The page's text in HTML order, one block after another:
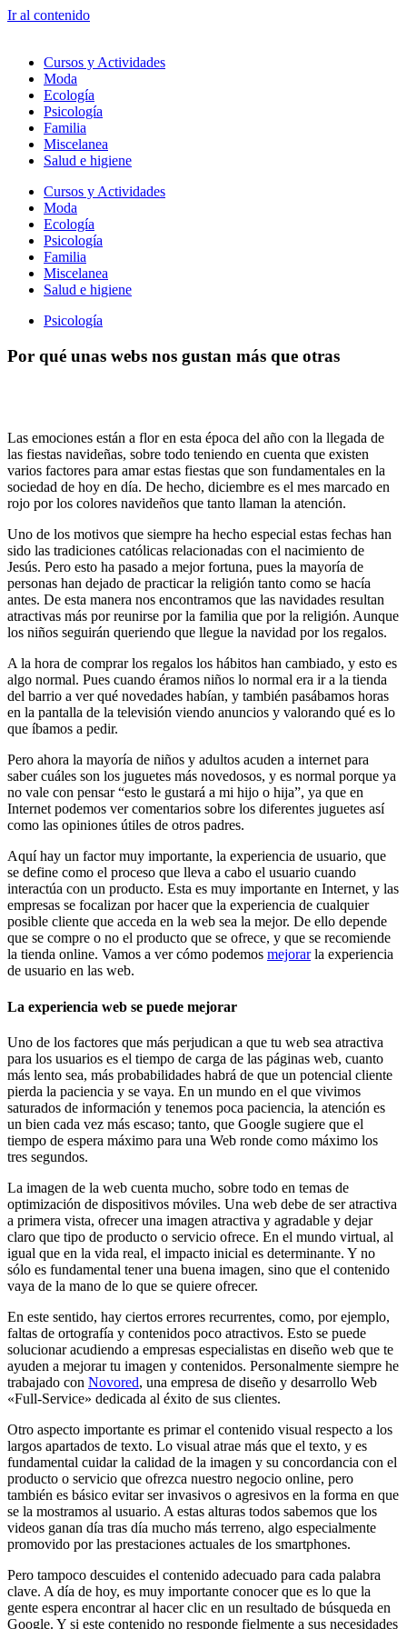
Ir al contenido
Cursos y Actividades
Moda
Ecología
Psicología
Familia
Miscelanea
Salud e higiene
Cursos y Actividades
Moda
Ecología
Psicología
Familia
Miscelanea
Salud e higiene
Psicología
Por qué unas webs nos gustan más que otras
Las emociones están a flor en esta época del año con la llegada de
las fiestas navideñas, sobre todo teniendo en cuenta que existen
varios factores para amar estas fiestas que son fundamentales en la
sociedad de hoy en día. De hecho, diciembre es el mes marcado en
rojo por los colores navideños que tanto llaman la atención.
Uno de los motivos que siempre ha hecho especial estas fechas han
sido las tradiciones católicas relacionadas con el nacimiento de
Jesús. Pero esto ha pasado a mejor fortuna, pues la mayoría de
personas han dejado de practicar la religión tanto como se hacía
antes. De esta manera nos encontramos que las navidades resultan
atractivas más por reunirse por la familia que por la religión. Aunque
los niños seguirán queriendo que llegue la navidad por los regalos.
A la hora de comprar los regalos los hábitos han cambiado, y esto es
algo normal. Pues cuando éramos niños lo normal era ir a la tienda
del barrio a ver qué novedades habían, y también pasábamos horas
en la pantalla de la televisión viendo anuncios y valorando qué es lo
que íbamos a pedir.
Pero ahora la mayoría de niños y adultos acuden a internet para
saber cuáles son los juguetes más novedosos, y es normal porque ya
no vale con pensar “esto le gustará a mi hijo o hija”, ya que en
Internet podemos ver comentarios sobre los diferentes juguetes así
como las opiniones útiles de otros padres.
Aquí hay un factor muy importante, la experiencia de usuario, que
se define como el proceso que lleva a cabo el usuario cuando
interactúa con un producto. Esta es muy importante en Internet, y las
empresas se focalizan por hacer que la experiencia de cualquier
posible cliente que acceda en la web sea la mejor. De ello depende
que se compre o no el producto que se ofrece, y que se recomiende
la tienda online. Vamos a ver cómo podemos mejorarla experiencia
de usuario en las web.
La experiencia web se puede mejorar
Uno de los factores que más perjudican a que tu web sea atractiva
para los usuarios es el tiempo de carga de las páginas web, cuanto
más lento sea, más probabilidades habrá de que un potencial cliente
pierda la paciencia y se vaya. En un mundo en el que vivimos
saturados de información y tenemos poca paciencia, la atención es
un bien cada vez más escaso; tanto, que Google sugiere que el
tiempo de espera máximo para una Web ronde como máximo los
tres segundos.
La imagen de la web cuenta mucho, sobre todo en temas de
optimización de dispositivos móviles. Una web debe de ser atractiva
a primera vista, ofrecer una imagen atractiva y agradable y dejar
claro que tipo de producto o servicio ofrece. En el mundo virtual, al
igual que en la vida real, el impacto inicial es determinante. Y no
sólo es fundamental tener una buena imagen, sino que el contenido
vaya de la mano de lo que se quiere ofrecer.
En este sentido, hay ciertos errores recurrentes, como, por ejemplo,
faltas de ortografía y contenidos poco atractivos. Esto se puede
solucionar acudiendo a empresas especialistas en diseño web que te
ayuden a mejorar tu imagen y contenidos. Personalmente siempre he
trabajado con Novored, una empresa de diseño y desarrollo Web
«Full-Service» dedicada al éxito de sus clientes.
Otro aspecto importante es primar el contenido visual respecto a los
largos apartados de texto. Lo visual atrae más que el texto, y es
fundamental cuidar la calidad de la imagen y su concordancia con el
producto o servicio que ofrezca nuestro negocio online, pero
también es básico evitar ser invasivos o agresivos en la forma en que
se la mostramos al usuario. A estas alturas todos sabemos que los
videos ganan día tras día mucho más terreno, algo especialmente
promovido por las prestaciones actuales de los smartphones.
Pero tampoco descuides el contenido adecuado para cada palabra
clave. A día de hoy, es muy importante conocer que es lo que la
gente espera encontrar al hacer clic en un resultado de búsqueda en
Google. Y si este contenido no responde fielmente a sus necesidades